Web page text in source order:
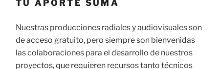
TU APORTE SUMA
Nuestras producciones radiales y audiovisuales son
de acceso gratuito, pero siempre son bienvenidas
las colaboraciones para el desarrollo de nuestros
proyectos, que requieren recursos tanto técnicos